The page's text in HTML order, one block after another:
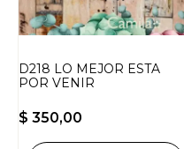
D218 LO MEJOR ESTA
POR VENIR
$ 350,00